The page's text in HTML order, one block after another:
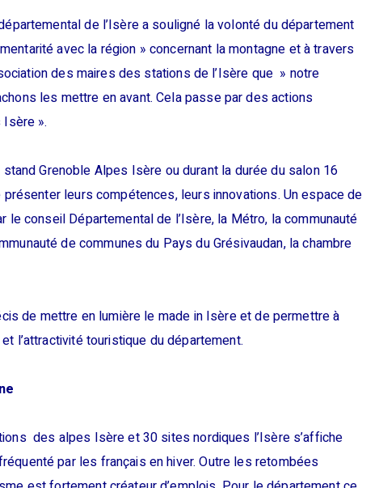
de l’Isère a souligné la volonté du département
avec la région » concernant la montagne et à travers
des maires des stations de l’Isère que » notre
les mettre en avant. Cela passe par des actions
».
Grenoble Alpes Isère ou durant la durée du salon 16
leurs compétences, leurs innovations. Un espace de
conseil Départemental de l’Isère, la Métro, la communauté
de communes du Pays du Grésivaudan, la chambre
de mettre en lumière le made in Isère et de permettre à
l’attractivité touristique du département.
des alpes Isère et 30 sites nordiques l’Isère s’affiche
par les français en hiver. Outre les retombées